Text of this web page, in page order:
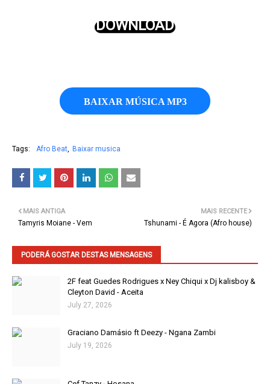
DOWNLOAD
BAIXAR MÚSICA MP3
Tags: Afro Beat Baixar musica
MAIS RECENTE
Tshunami - É Agora (Afro house)
MAIS ANTIGA
Tamyris Moiane - Vem
PODERÁ GOSTAR DESTAS MENSAGENS
2F feat Guedes Rodrigues x Ney Chiqui x Dj kalisboy &
Cleyton David - Aceita
July 27, 2026
Graciano Damásio ft Deezy - Ngana Zambi
July 19, 2026